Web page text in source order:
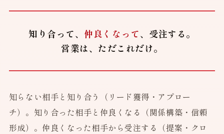
知り合って、 仲良くなって、受注する。
営業は、ただこれだけ。
知らない相手と知り合う（リード獲得・アプロー
チ）。知り合った相手と仲良くなる（関係構築・信頼
形成）。仲良くなった相手から受注する（提案・クロ